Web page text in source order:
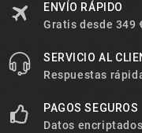
ENVÍO RÁPIDO
Gratis desde 349
SERVICIO AL
Respuestas
PAGOS SEGUROS
Datos